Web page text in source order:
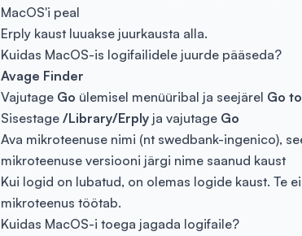
MacOS'i peal
Erply kaust luuakse juurkausta alla.
Kuidas MacOS-is logifailidele juurde pääseda?
Avage Finder
Vajutage Go ülemisel menüüribal ja seejärel Go to
Sisestage /Library/Erply ja vajutage Go
Ava mikroteenuse nimi (nt swedbank-ingenico),
mikroteenuse versiooni järgi nime saanud kaust
Kui logid on lubatud, on olemas logide kaust. Te
mikroteenus töötab.
Kuidas MacOS-i toega jagada logifaile?